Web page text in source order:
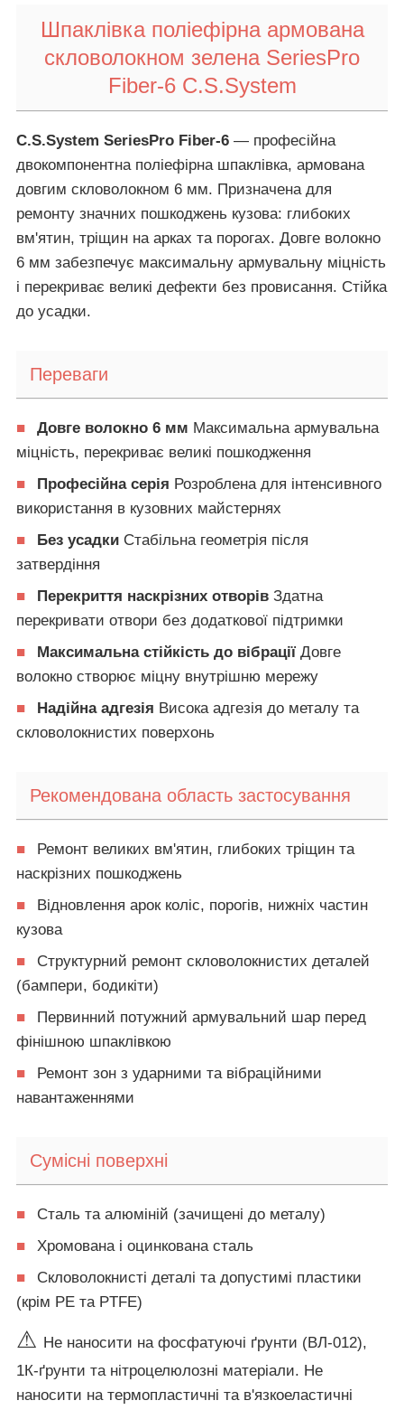
Шпаклівка поліефірна армована
скловолокном зелена SeriesPro
Fiber-6 C.S.System
C.S.System SeriesPro Fiber-6 — професійна
двокомпонентна поліефірна шпаклівка, армована
довгим скловолокном 6 мм. Призначена для
ремонту значних пошкоджень кузова: глибоких
вм'ятин, тріщин на арках та порогах. Довге волокно
6 мм забезпечує максимальну армувальну міцність
і перекриває великі дефекти без провисання. Стійка
до усадки.
Переваги
■ Довге волокно 6 мм Максимальна армувальна
міцність, перекриває великі пошкодження
■
Професійна серія Розроблена для інтенсивного
використання в кузовних майстернях
■
Без усадки Стабільна геометрія після
затвердіння
■
Перекриття наскрізних отворів Здатна
перекривати отвори без додаткової підтримки
■
Максимальна стійкість до вібрації Довге
волокно створює міцну внутрішню мережу
■
Надійна адгезія Висока адгезія до металу та
скловолокнистих поверхонь
Рекомендована область застосування
■
Ремонт великих вм'ятин, глибоких тріщин та
наскрізних пошкоджень
■
Відновлення арок коліс, порогів, нижніх частин
кузова
■
Структурний ремонт скловолокнистих деталей
(бампери, бодикіти)
■
Первинний потужний армувальний шар перед
фінішною шпаклівкою
■
Ремонт зон з ударними та вібраційними
навантаженнями
Сумісні поверхні
■
Сталь та алюміній (зачищені до металу)
■
Хромована і оцинкована сталь
■
Скловолокнисті деталі та допустимі пластики
(крім PE та PTFE)
⚠ Не наносити на фосфатуючі ґрунти (ВЛ-012),
1К-ґрунти та нітроцелюлозні матеріали. Не
наносити на термопластичні та в'язкоеластичні